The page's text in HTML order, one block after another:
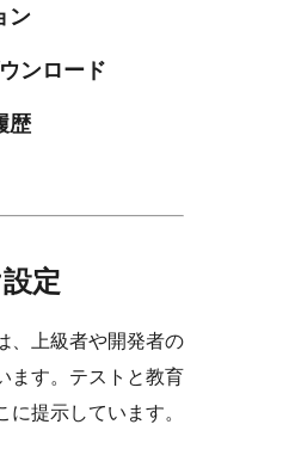
ン
ンロード
歴
定
、上級者や開発者の
ます。テストと教育
に提示しています。